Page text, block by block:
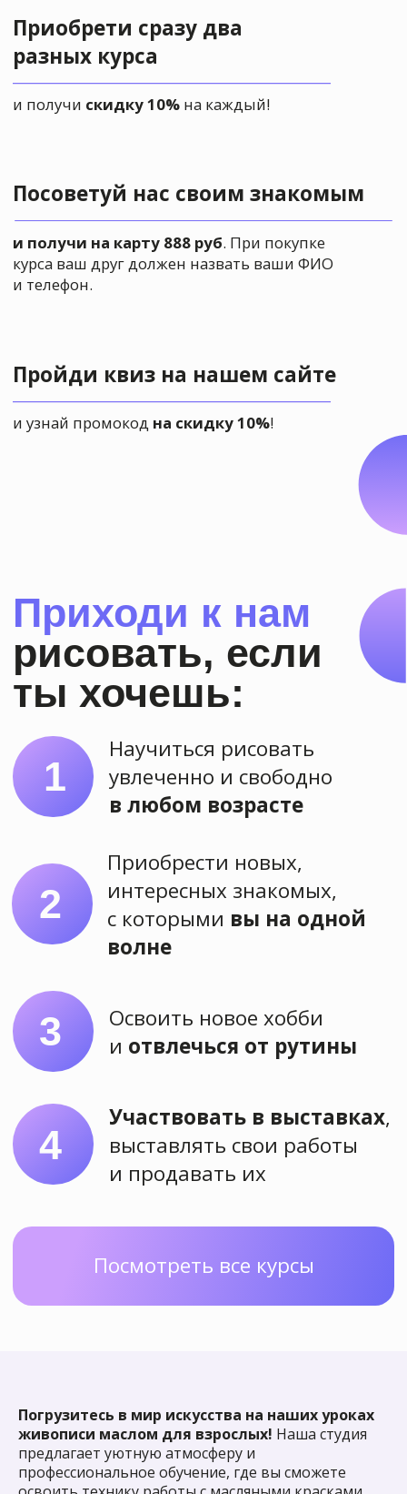
Погрузитесь в мир искусства на наших уроках
живописи маслом для взрослых! Наша студия
предлагает уютную атмосферу и
профессиональное обучение, где вы сможете
Хотите
научиться
рисовать также
или лучше?
Оставьте заявку на сайте или
Оставить заявку